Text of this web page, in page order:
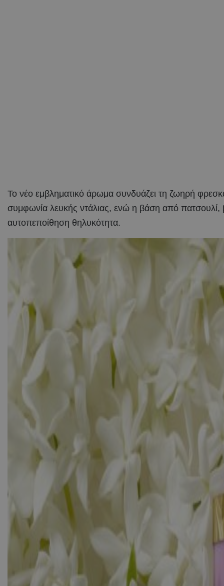
Το νέο εμβληματικό άρωμα συνδυάζει τη ζωηρή
συμφωνία λευκής ντάλιας, ενώ η βάση από πατσουλί,
αυτοπεποίθηση θηλυκότητα.